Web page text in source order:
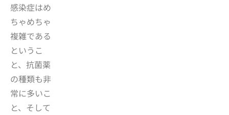
感染症はめ
ちゃめちゃ
複雑である
というこ
と、抗菌薬
の種類も非
常に多いこ
と、そして